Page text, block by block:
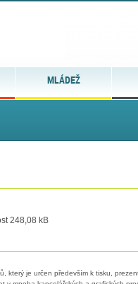
MLÁDEŽ
248,08 kB
který je určen především k tisku,